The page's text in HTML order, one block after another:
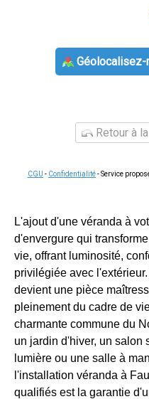
Géolocalisez-
Retour à
CGU - Confidentialité- Service
L'ajout d'une véranda à
d'envergure qui
vie, offrant luminosité,
privilégiée avec
devient une pièce
pleinement du cadre de
charmante commune du
un jardin d'hiver, un salon
lumière ou une salle à
l'installation véranda à
qualifiés est la garantie